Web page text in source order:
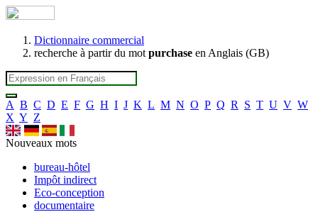
Dictionnaire commercial
recherche à partir du mot purchase en Anglais (GB)
A B C D E F G H I J K L M N O P Q R S T U V W
X Y Z
Nouveaux mots
bureau-hôtel
Impôt indirect
Eco-conception
documentaire